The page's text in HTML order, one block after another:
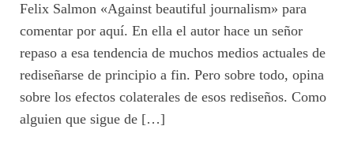
Felix Salmon «Against beautiful journalism» para
comentar por aquí. En ella el autor hace un señor
repaso a esa tendencia de muchos medios actuales de
rediseñarse de principio a fin. Pero sobre todo, opina
sobre los efectos colaterales de esos rediseños. Como
alguien que sigue de […]